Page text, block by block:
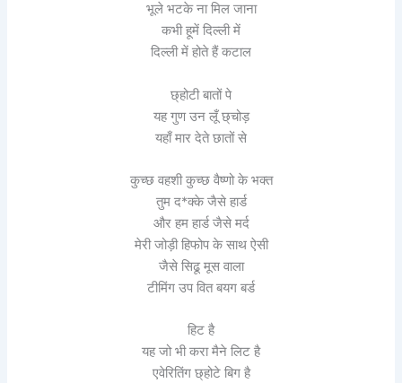
भूले भटके ना मिल जाना
कभी हूमें दिल्ली में
दिल्ली में होते हैं कटाल
छ्होटी बातों पे
यह गुण उन लूँ छ्चोड़
यहाँ मार देते छातों से
कुच्छ वहशी कुच्छ वैष्णो के भक्त
तुम द*क्के जैसे हार्ड
और हम हार्ड जैसे मर्द
मेरी जोड़ी हिफोप के साथ ऐसी
जैसे सिढू मूस वाला
टीमिंग उप वित बयग बर्ड
हिट है
यह जो भी करा मैने लिट है
एवेरितिंग छ्होटे बिग है